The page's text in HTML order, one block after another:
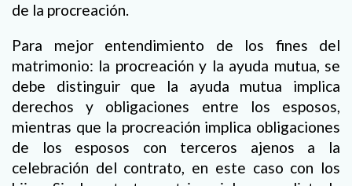
de la procreación.
Para mejor entendimiento de los fines del
matrimonio: la procreación y la ayuda mutua, se
debe distinguir que la ayuda mutua implica
derechos y obligaciones entre los esposos,
mientras que la procreación implica obligaciones
de los esposos con terceros ajenos a la
celebración del contrato, en este caso con los